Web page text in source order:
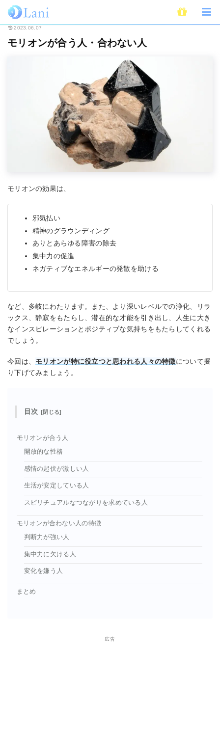
ホーム スピリチュアル モリオンが合う人・合わない人
2023.06.07
モリオンが合う人・合わない人
モリオンの効果は、
邪気払い
精神のグラウンディング
ありとあらゆる障害の除去
集中力の促進
ネガティブなエネルギーの発散を助ける
など、多岐にわたります。また、より深いレベルでの浄化、リラ
ックス、静寂をもたらし、潜在的な才能を引き出し、人生に大き
なインスピレーションとポジティブな気持ちをもたらしてくれる
でしょう。
今回は、 モリオンが特に役立つと思われる人々の特徴について掘
り下げてみましょう。
目次
モリオンが合う人
開放的な性格
感情の起伏が激しい人
生活が安定している人
スピリチュアルなつながりを求めている人
モリオンが合わない人の特徴
判断力が強い人
集中力に欠ける人
変化を嫌う人
まとめ
広告